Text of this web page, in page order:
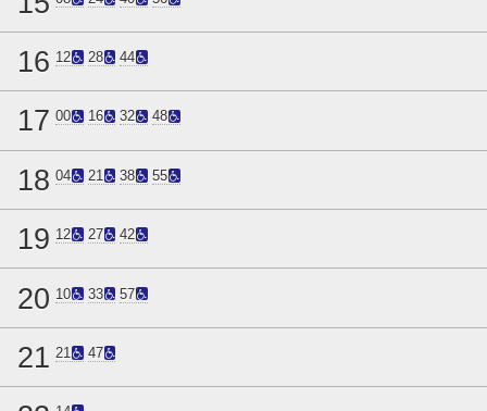
16 12 28 44
17 00 16 32 48
18 04 21 38 55
19 12 27 42
20 10 33 57
21 21 47